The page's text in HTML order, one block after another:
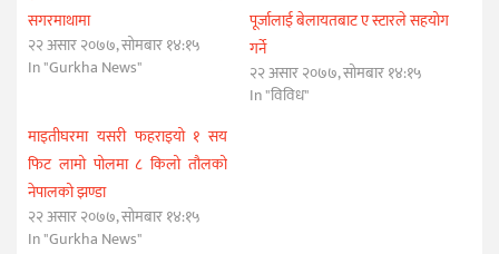
सगरमाथामा
२२ असार २०७७, सोमबार १४:१५
In "Gurkha News"
पूर्जालाई बेलायतबाट ए स्टारले सहयोग
गर्ने
२२ असार २०७७, सोमबार १४:१५
In "विविध"
माइतीघरमा यसरी फहराइयो १ सय
फिट लामो पोलमा ८ किलो तौलको
नेपालको झण्डा
२२ असार २०७७, सोमबार १४:१५
In "Gurkha News"